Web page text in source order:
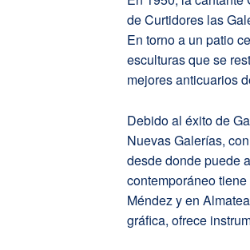
de Curtidores las
En torno a un patio
esculturas que se
mejores anticuarios
Debido al éxito de
Nuevas Galerías,
desde donde puede
contemporáneo
Méndez y en
gráfica, ofrece